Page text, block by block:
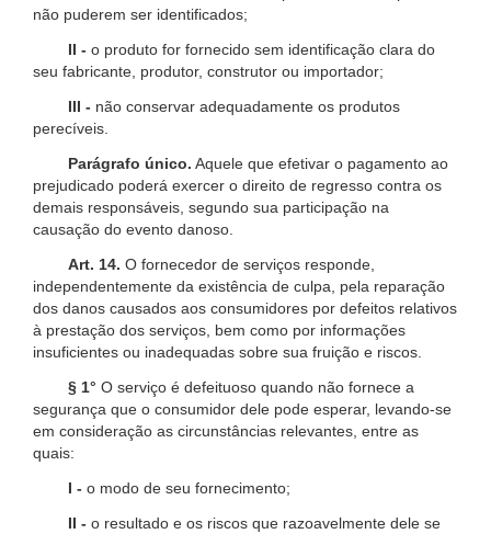
não puderem ser identificados;
II - o produto for fornecido sem identificação clara do
seu fabricante, produtor, construtor ou importador;
III - não conservar adequadamente os produtos
perecíveis.
Parágrafo único. Aquele que efetivar o pagamento ao
prejudicado poderá exercer o direito de regresso contra os
demais responsáveis, segundo sua participação na
causação do evento danoso.
Art. 14. O fornecedor de serviços responde,
independentemente da existência de culpa, pela reparação
dos danos causados aos consumidores por defeitos relativos
à prestação dos serviços, bem como por informações
insuficientes ou inadequadas sobre sua fruição e riscos.
§ 1° O serviço é defeituoso quando não fornece a
segurança que o consumidor dele pode esperar, levando-se
em consideração as circunstâncias relevantes, entre as
quais:
I - o modo de seu fornecimento;
II - o resultado e os riscos que razoavelmente dele se